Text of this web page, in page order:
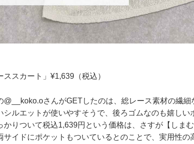
スカート」¥1,639（税込）
@__koko.oさんがGETしたのは、総レース素材の繊細
シルエットが使いやすそうで、後ろゴムなのも嬉しい
かりついて税込1,639円という価格は、さすが【しま
サイドにポケットもついているとのことで、実用性の